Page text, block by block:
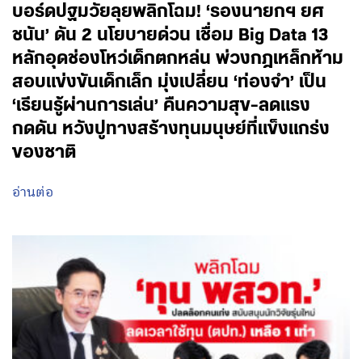
บอร์ดปฐมวัยลุยพลิกโฉม! ‘รองนายกฯ ยศ
ชนัน’ ดัน 2 นโยบายด่วน เชื่อม Big Data 13
หลักอุดช่องโหว่เด็กตกหล่น พ่วงกฎเหล็กห้าม
สอบแข่งขันเด็กเล็ก มุ่งเปลี่ยน ‘ท่องจำ’ เป็น
‘เรียนรู้ผ่านการเล่น’ คืนความสุข-ลดแรง
กดดัน หวังปูทางสร้างทุนมนุษย์ที่แข็งแกร่ง
ของชาติ
อ่านต่อ